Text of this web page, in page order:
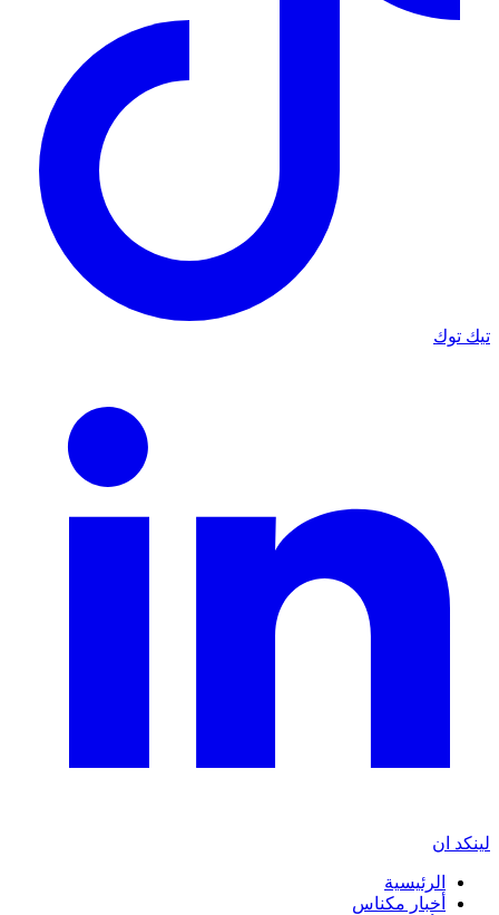
تيك توك
لينكد ان
الرئيسية
أخبار مكناس